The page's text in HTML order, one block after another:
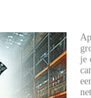
je